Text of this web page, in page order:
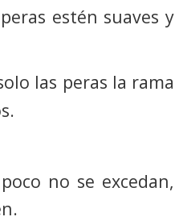
estén suaves y
las peras la rama
no se excedan,